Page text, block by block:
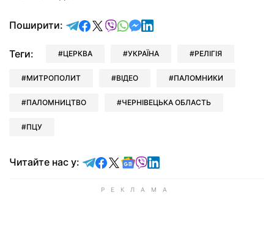
Поширити: відправити у Telegram
поділитись у Facebook
поділитись у X
відправити у Viber
відправити у Whatsapp
відправити у Messenger
відправити у LinkedIn
Теги: ЦЕРКВА УКРАЇНА РЕЛІГІЯ
МИТРОПОЛИТ ВІДЕО ПАЛОМНИКИ
ПАЛОМНИЦТВО ЧЕРНІВЕЦЬКА ОБЛАСТЬ
ПЦУ
Читайте нас у: Читайте у Telegram
Читайте у Facebook
Читайте у X
Читайте у Google news
Читайте у Viber
Читайте у LinkedIn